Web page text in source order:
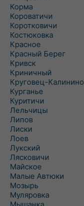
Корма
Короватичи
Коротковичи
Костюковка
Красное
Красный Берег
Кривск
Криничный
Круговец-Калинино
Курганье
Куритичи
Лельчицы
Липов
Лиски
Лоев
Лукский
Лясковичи
Майское
Малые Автюки
Мозырь
Муляровка